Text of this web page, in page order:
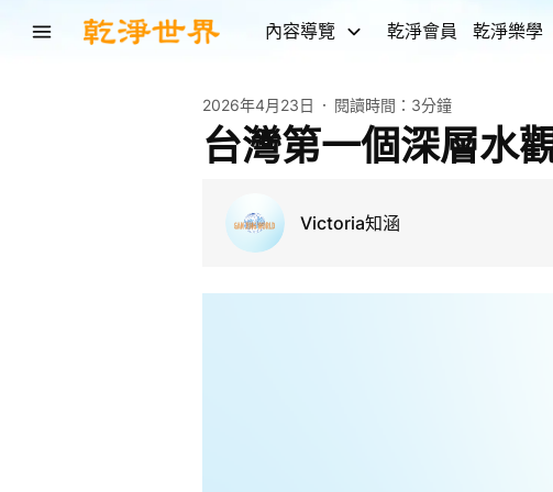
內容導覽 乾淨會員 乾淨樂學
2026年4月23日 閱讀時間： 3分鐘
台灣第一個深層水
Victoria知涵